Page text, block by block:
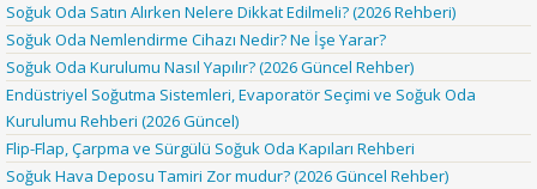
Soğuk Oda Satın Alırken Nelere Dikkat Edilmeli? (2026 Rehberi)
Soğuk Oda Nemlendirme Cihazı Nedir? Ne İşe Yarar?
Soğuk Oda Kurulumu Nasıl Yapılır? (2026 Güncel Rehber)
Endüstriyel Soğutma Sistemleri, Evaporatör Seçimi ve Soğuk Oda
Kurulumu Rehberi (2026 Güncel)
Flip-Flap, Çarpma ve Sürgülü Soğuk Oda Kapıları Rehberi
Soğuk Hava Deposu Tamiri Zor mudur? (2026 Güncel Rehber)